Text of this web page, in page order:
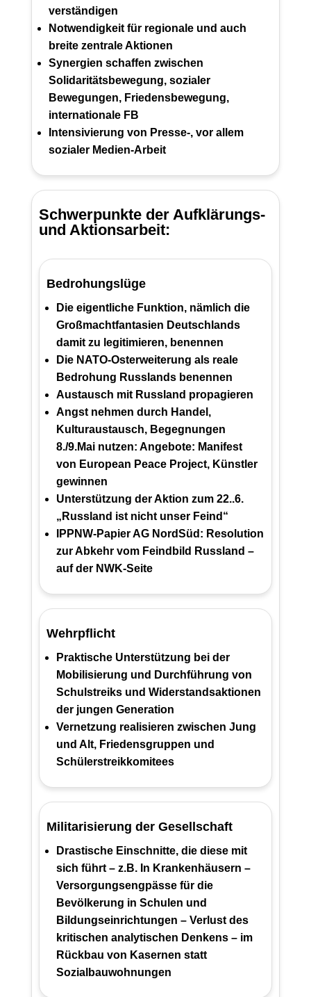
verständigen
Notwendigkeit für regionale und auch
breite zentrale Aktionen
Synergien schaffen zwischen
Solidaritätsbewegung, sozialer
Bewegungen, Friedensbewegung,
internationale FB
Intensivierung von Presse-, vor allem
sozialer Medien-Arbeit
Schwerpunkte der Aufklärungs-
und Aktionsarbeit:
Bedrohungslüge
Die eigentliche Funktion, nämlich die
Großmachtfantasien Deutschlands
damit zu legitimieren, benennen
Die NATO-Osterweiterung als reale
Bedrohung Russlands benennen
Austausch mit Russland propagieren
Angst nehmen durch Handel,
Kulturaustausch, Begegnungen
8./9.Mai nutzen: Angebote: Manifest
von European Peace Project, Künstler
gewinnen
Unterstützung der Aktion zum 22..6.
„Russland ist nicht unser Feind“
IPPNW-Papier AG NordSüd: Resolution
zur Abkehr vom Feindbild Russland –
auf der NWK-Seite
Wehrpflicht
Praktische Unterstützung bei der
Mobilisierung und Durchführung von
Schulstreiks und Widerstandsaktionen
der jungen Generation
Vernetzung realisieren zwischen Jung
und Alt, Friedensgruppen und
Schülerstreikkomitees
Militarisierung der Gesellschaft
Drastische Einschnitte, die diese mit
sich führt – z.B. In Krankenhäusern –
Versorgungsengpässe für die
Bevölkerung in Schulen und
Bildungseinrichtungen – Verlust des
kritischen analytischen Denkens – im
Rückbau von Kasernen statt
Sozialbauwohnungen